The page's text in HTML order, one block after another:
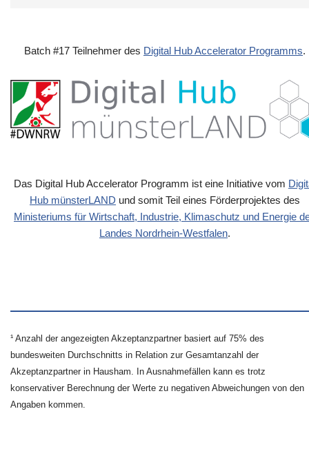
Batch #17 Teilnehmer des Digital Hub Accelerator Programms.
Das Digital Hub Accelerator Programm ist eine Initiative vom
Hub münsterLAND und somit Teil eines Förderprojektes des
Ministeriums für Wirtschaft, Industrie, Klimaschutz und Energie
Landes Nordrhein-Westfalen.
¹ Anzahl der angezeigten Akzeptanzpartner basiert auf 75% des
bundesweiten Durchschnitts in Relation zur Gesamtanzahl der
Akzeptanzpartner in Hausham. In Ausnahmefällen kann es trotz
konservativer Berechnung der Werte zu negativen Abweichungen von den
Angaben kommen.